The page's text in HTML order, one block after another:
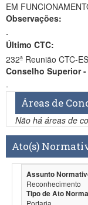
EM
Observações:
-
Último CTC:
232ª Reunião CTC-
Conselho Superior -
-
Áreas de
Não há áreas de
Ato(s)
Assunto
Reconhecimento
Tipo de Ato
Portaria